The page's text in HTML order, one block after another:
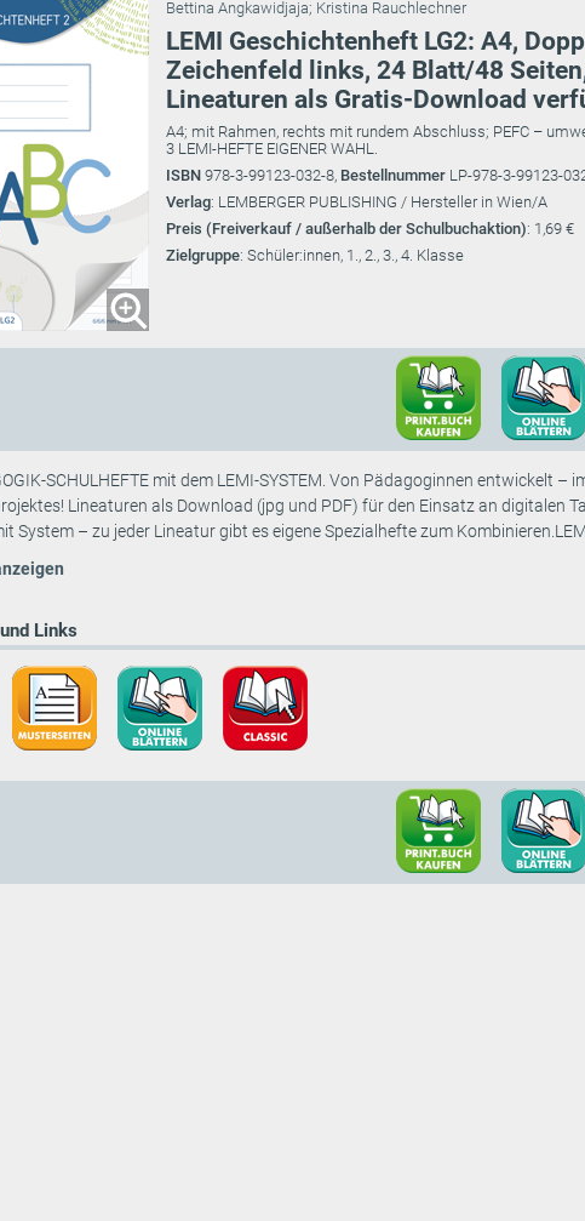
Bettina Angkawidjaja; Kristina Rauchlechner
LEMI Geschichtenheft LG2: A4,
Zeichenfeld links, 24 Blatt/48
Lineaturen als Gratis-Download
A4; mit Rahmen, rechts mit rundem Abschluss; PEFC –
3 LEMI-HEFTE EIGENER WAHL.
ISBN 978-3-99123-032-8, Bestellnummer LP-978-3-99123-
Verlag: LEMBERGER PUBLISHING / Hersteller in Wien/A
Preis (Freiverkauf / außerhalb der Schulbuchaktion): 1,69 €
Zielgruppe: Schüler:innen, 1., 2., 3., 4. Klasse
SCHULHEFTE mit dem LEMI-SYSTEM. Von Pädagoginnen entwickelt
Lineaturen als Download (jpg und PDF) für den Einsatz an digitalen
System – zu jeder Lineatur gibt es eigene Spezialhefte zum Kombinieren.LEM
Links